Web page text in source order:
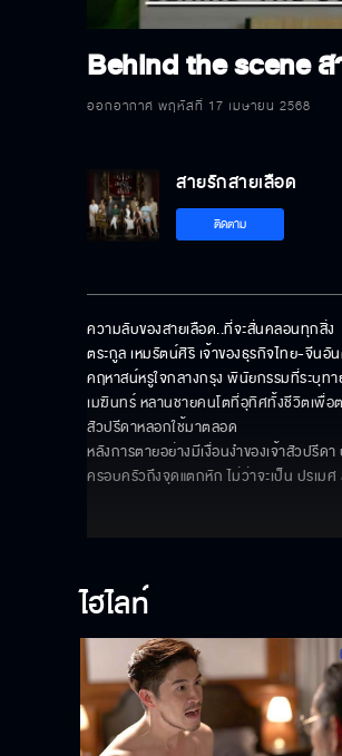
Behind the scene
ออกอากาศ พฤหัสที่ 17 เมษายน 2568
สายรักสายเลือด
ติดตาม
ความลับของสายเลือด..ที่จะสั่นคลอนทุกสิ่ง
ตระกูล เหมรัตน์ศิริ เจ้าของธุรกิจไทย-จีน
คฤหาสน์หรูใจกลางกรุง พินัยกรรมที่ระบุท
เมฆินทร์ หลานชายคนโตที่อุทิศทั้งชีวิตเพื่อ
สัวปรีดาหลอกใช้มาตลอด
หลังการตายอย่างมีเงื่อนงำของเจ้าสัวปรีด
ครอบครัวถึงจุดแตกหัก ไม่ว่าจะเป็น ปรเม
ไฮไลท์